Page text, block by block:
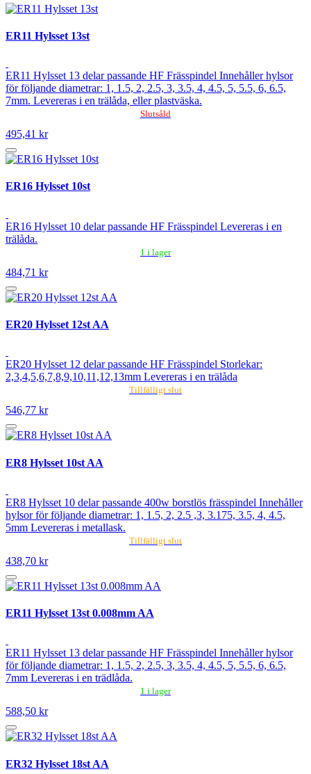
ER11 Hylsset 13st
ER11 Hylsset 13 delar passande HF Frässpindel Innehåller hylsor
för följande diametrar: 1, 1.5, 2, 2.5, 3, 3.5, 4, 4.5, 5, 5.5, 6, 6.5,
7mm. Levereras i en trälåda, eller plastväska.
Slutsåld
495,41 kr
ER16 Hylsset 10st
ER16 Hylsset 10 delar passande HF Frässpindel Levereras i en
trälåda.
1 i lager
484,71 kr
ER20 Hylsset 12st AA
ER20 Hylsset 12 delar passande HF Frässpindel Storlekar:
2,3,4,5,6,7,8,9,10,11,12,13mm Levereras i en trälåda
Tillfälligt slut
546,77 kr
ER8 Hylsset 10st AA
ER8 Hylsset 10 delar passande 400w borstlös frässpindel Innehåller
hylsor för följande diametrar: 1, 1.5, 2, 2.5 ,3, 3.175, 3.5, 4, 4.5,
5mm Levereras i metallask.
Tillfälligt slut
438,70 kr
ER11 Hylsset 13st 0.008mm AA
ER11 Hylsset 13 delar passande HF Frässpindel Innehåller hylsor
för följande diametrar: 1, 1.5, 2, 2.5, 3, 3.5, 4, 4.5, 5, 5.5, 6, 6.5,
7mm Levereras i en trädlåda.
1 i lager
588,50 kr
ER32 Hylsset 18st AA